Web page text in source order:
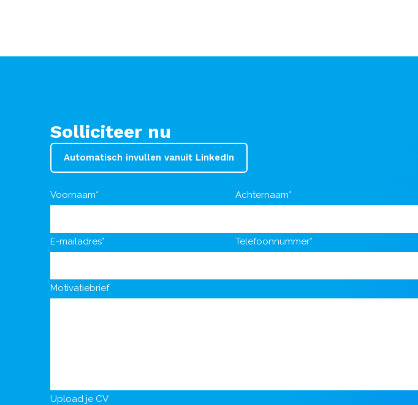
Solliciteer nu
Automatisch invullen vanuit LinkedIn
Voornaam* Achternaam*
E-mailadres* Telefoonnummer*
Motivatiebrief
Upload je CV